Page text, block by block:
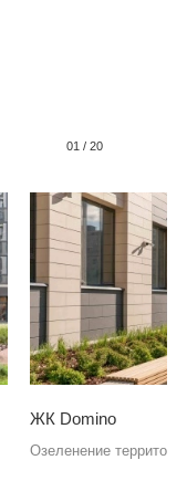
01 / 20
ЖК Domino
Озеленение